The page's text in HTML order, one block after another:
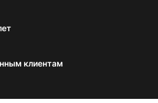
клиентам